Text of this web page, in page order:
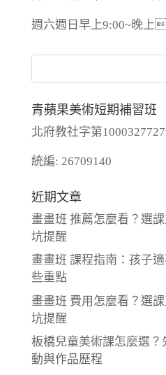
週六週日早上9:00~晚上
青蘋果美術短期補習班
北府教社字第
統編: 26709140
近期文章
畫畫班 推薦怎麼看？選
坑提醒
畫畫班 課程指南：孩子
些重點
畫畫班 費用怎麼看？選
坑提醒
板橋兒童美術課怎麼選
動與作品歷程